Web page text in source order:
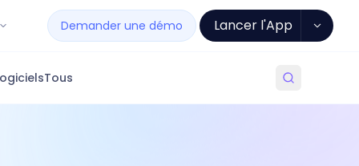
Demander une démo Lancer l'App
Tous